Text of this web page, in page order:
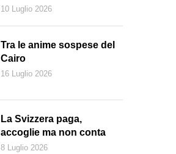
10 Luglio 2026
Tra le anime sospese del
Cairo
16 Luglio 2026
La Svizzera paga,
accoglie ma non conta
8 Luglio 2026